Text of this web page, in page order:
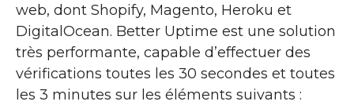
web, dont Shopify, Magento, Heroku et
DigitalOcean. Better Uptime est une solution
très performante, capable d’effectuer des
vérifications toutes les 30 secondes et toutes
les 3 minutes sur les éléments suivants :